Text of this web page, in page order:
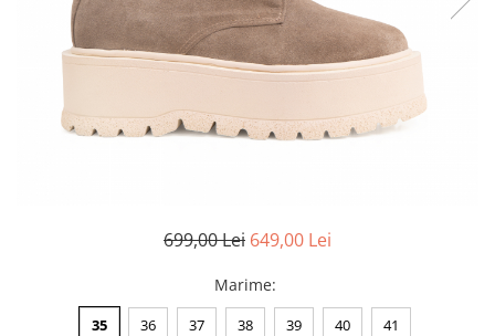
Rucsac
Saculet
Visiniu
Albastru
699,00 Lei 649,00 Lei
Marime:
35 36 37 38 39 40 41